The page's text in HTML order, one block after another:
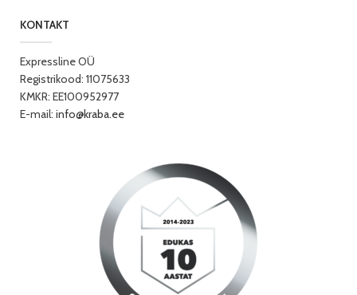
KONTAKT
Expressline OÜ
Registrikood: 11075633
KMKR: EE100952977
E-mail: info@kraba.ee